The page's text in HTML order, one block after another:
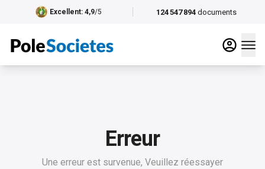
124 547 894 documents
Excellent: 4,9/5
Erreur
Une erreur est survenue, Veuillez réessayer